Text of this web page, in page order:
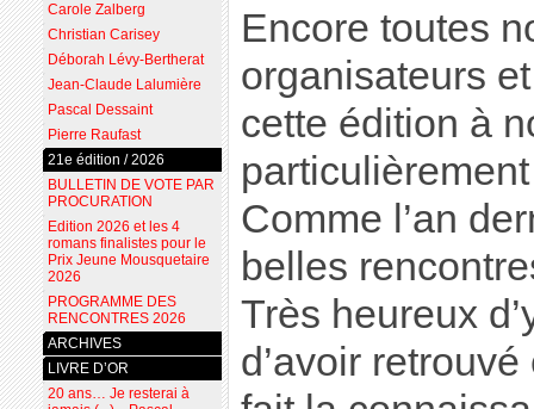
Encore toutes
organisateurs
cette édition à
Comme l’an
belles
Très heureux
d’avoir
Carole Zalberg
Christian Carisey
Déborah Lévy-Bertherat
Jean-Claude Lalumière
Pascal Dessaint
Pierre Raufast
21e édition / 2026
BULLETIN DE VOTE PAR
PROCURATION
Edition 2026 et les 4
romans finalistes pour le
Prix Jeune Mousquetaire
2026
PROGRAMME DES
RENCONTRES 2026
ARCHIVES
LIVRE D’OR
20 ans… Je resterai à